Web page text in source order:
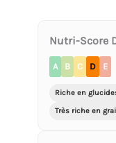
Nutri-Score
A B C D E
Riche en
Très riche en